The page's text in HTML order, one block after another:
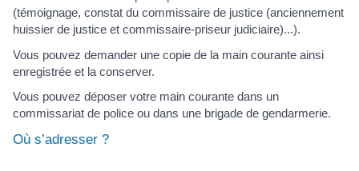
(témoignage, constat du commissaire de justice (anciennement
huissier de justice et commissaire-priseur judiciaire)...).
Vous pouvez demander une copie de la main courante ainsi
enregistrée et la conserver.
Vous pouvez déposer votre main courante dans un
commissariat de police ou dans une brigade de gendarmerie.
Où s’adresser ?